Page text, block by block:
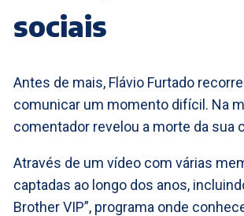
sociais
Antes de mais, Flávio Furtado
comunicar um momento difícil. Na
comentador revelou a morte da sua
Através de um vídeo com várias
captadas ao longo dos anos,
Brother VIP”, programa onde